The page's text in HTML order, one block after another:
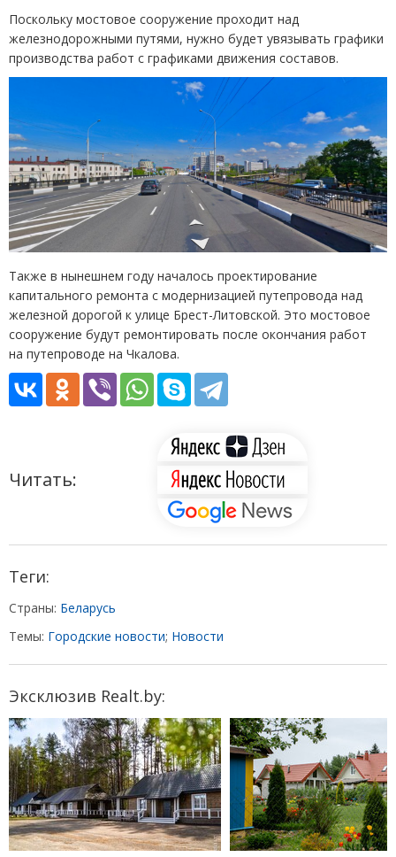
Поскольку мостовое сооружение проходит над
железнодорожными путями, нужно будет увязывать графики
производства работ с графиками движения составов.
Также в нынешнем году началось проектирование
капитального ремонта с модернизацией путепровода над
железной дорогой к улице Брест-Литовской. Это мостовое
сооружение будут ремонтировать после окончания работ
на путепроводе на Чкалова.
Читать:
Теги:
Страны: Беларусь
Темы: Городские новости; Новости
Эксклюзив Realt.by: